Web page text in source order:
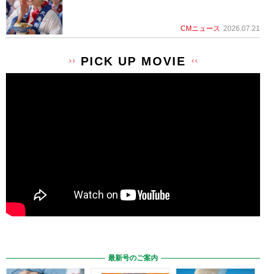
CMニュース 2026.07.21
PICK UP MOVIE
最新号のご案内